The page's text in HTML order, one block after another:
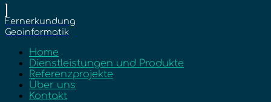
Home
Dienstleistungen und Produkte
Referenzprojekte
Über uns
Kontakt